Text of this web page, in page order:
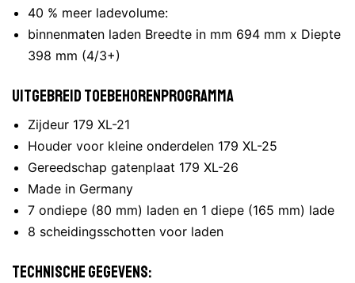
40 % meer ladevolume:
binnenmaten laden Breedte in mm 694 mm x Diepte
398 mm (4/3+)
Uitgebreid toebehorenprogramma
Zijdeur 179 XL-21
Houder voor kleine onderdelen 179 XL-25
Gereedschap gatenplaat 179 XL-26
Made in Germany
7 ondiepe (80 mm) laden en 1 diepe (165 mm) lade
8 scheidingsschotten voor laden
Technische gegevens: